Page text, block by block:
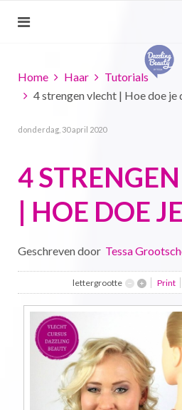
Home Haar
Tutorials
4 strengen vlecht | Hoe doe je
donderdag, 30 april 2020
4
| HOE DOE
Geschreven door Tessa
lettergrootte Print